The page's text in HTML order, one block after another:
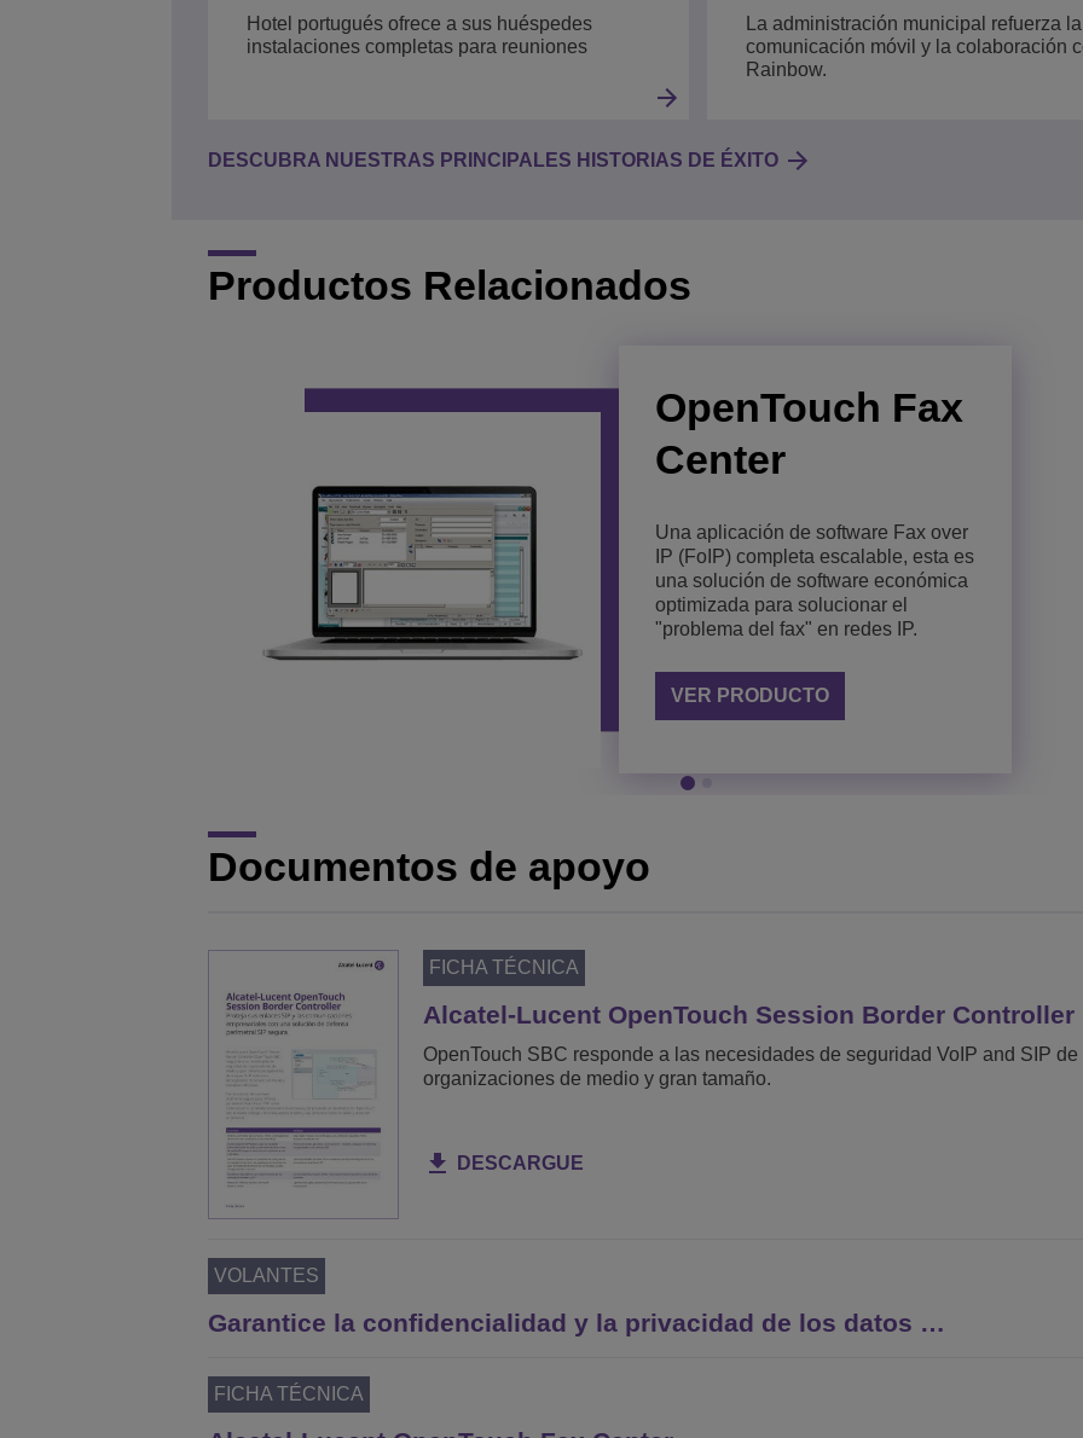
Hotel portugués ofrece a sus huéspedes
instalaciones completas para reuniones
La administración municipal refuerza la
comunicación móvil y la colaboración
Rainbow.
DESCUBRA NUESTRAS PRINCIPALES HISTORIAS DE ÉXITO
Productos Relacionados
OpenTouch Fax
Center
Una aplicación de software Fax over
IP (FoIP) completa escalable, esta es
una solución de software económica
optimizada para solucionar el
"problema del fax" en redes IP.
VER PRODUCTO
OmniPCX Open
Gateway
Easily integrate business
communications into your
applications or processes.
Documentos de apoyo
FICHA TÉCNICA
Alcatel-Lucent OpenTouch Session Border Controller
OpenTouch SBC responde a las necesidades de seguridad VoIP and SIP de
organizaciones de medio y gran tamaño.
DESCARGUE
VOLANTES
Garantice la confidencialidad y la privacidad de los datos …
FICHA TÉCNICA